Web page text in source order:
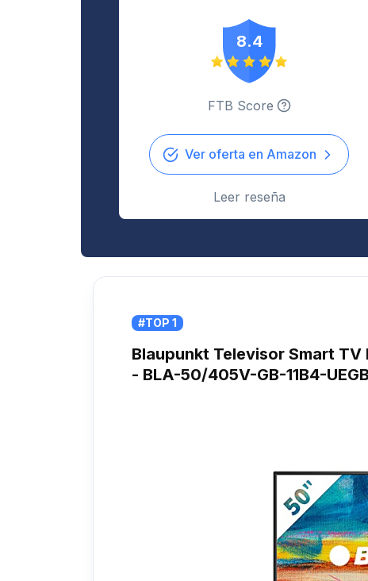
8.4
FTB Score
Ver oferta en Amazon
Leer reseña
#TOP 1
Blaupunkt Televisor Smart TV
- BLA-50/405V-GB-11B4-